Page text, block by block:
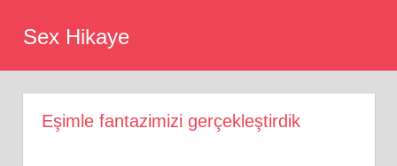
Sex Hikaye
Eşimle fantazimizi gerçekleştirdik